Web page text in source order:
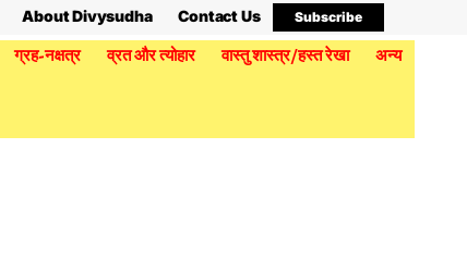
About Divysudha Contact Us Subscribe
ग्रह-नक्षत्र व्रत और त्योहार वास्तु शास्त्र/हस्त रेखा अन्य